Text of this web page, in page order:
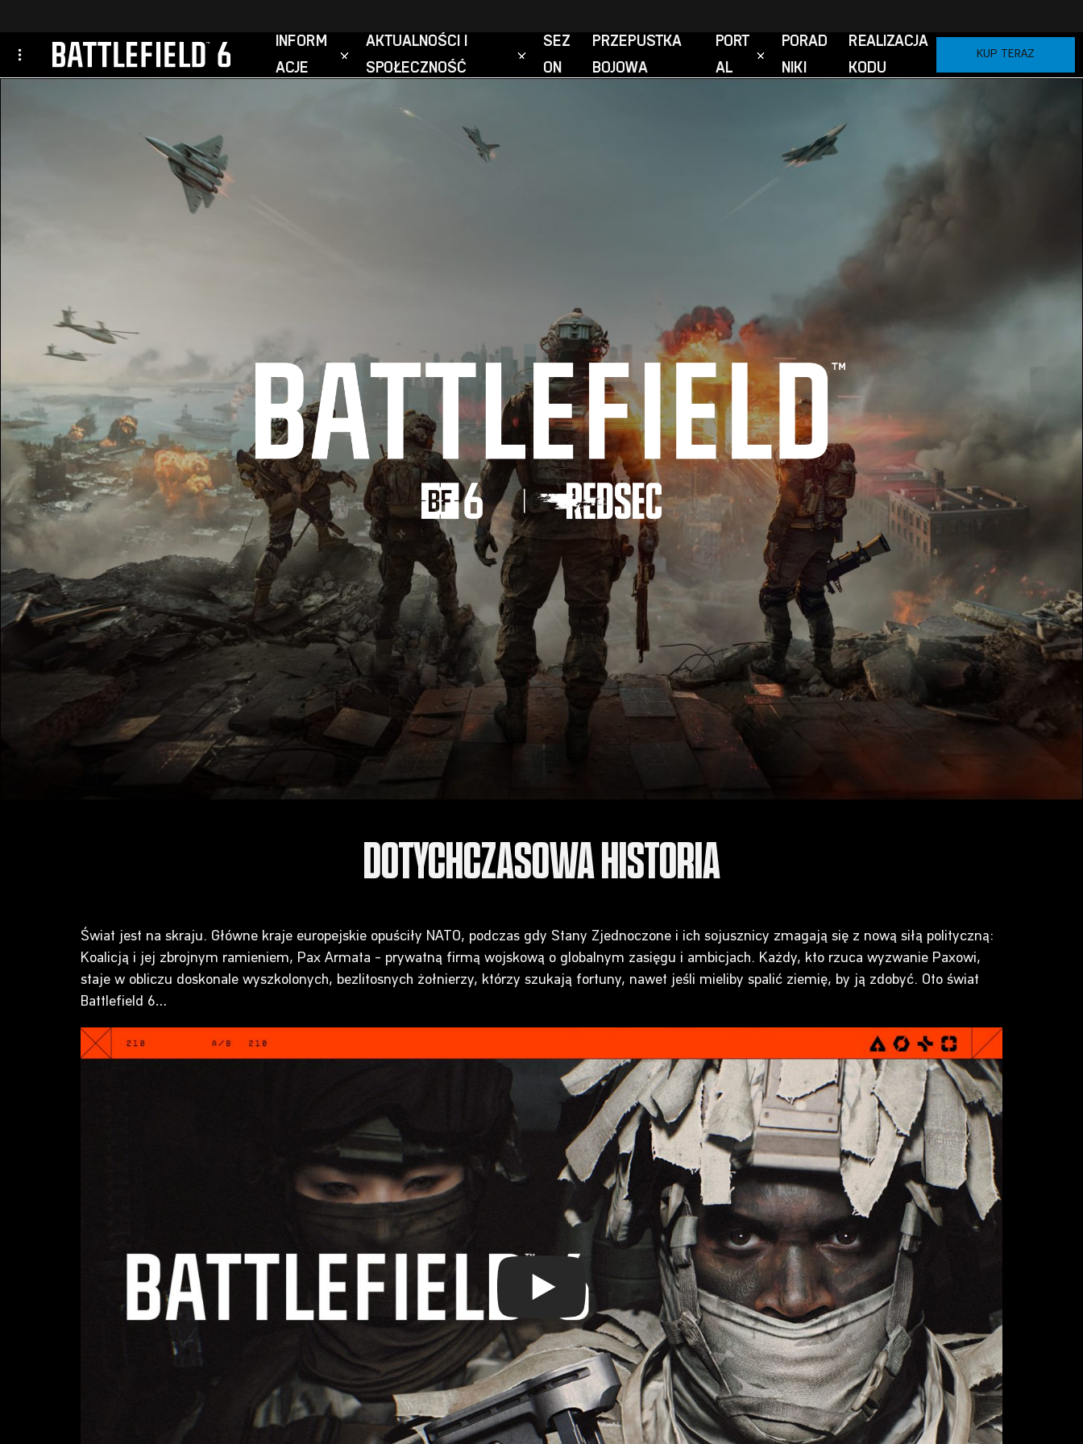
DOTYCHCZASOWA HISTORIA
Świat jest na skraju. Główne kraje europejskie opuściły NATO, podczas gdy Stany Zjednoczone i ich sojusznicy zmagają się z nową siłą polityczną:
Koalicją i jej zbrojnym ramieniem, Pax Armata – prywatną firmą wojskową o globalnym zasięgu i ambicjach. Każdy, kto rzuca wyzwanie Paxowi,
staje w obliczu doskonale wyszkolonych, bezlitosnych żołnierzy, którzy szukają fortuny, nawet jeśli mieliby spalić ziemię, by ją zdobyć. Oto świat
Battlefield 6…